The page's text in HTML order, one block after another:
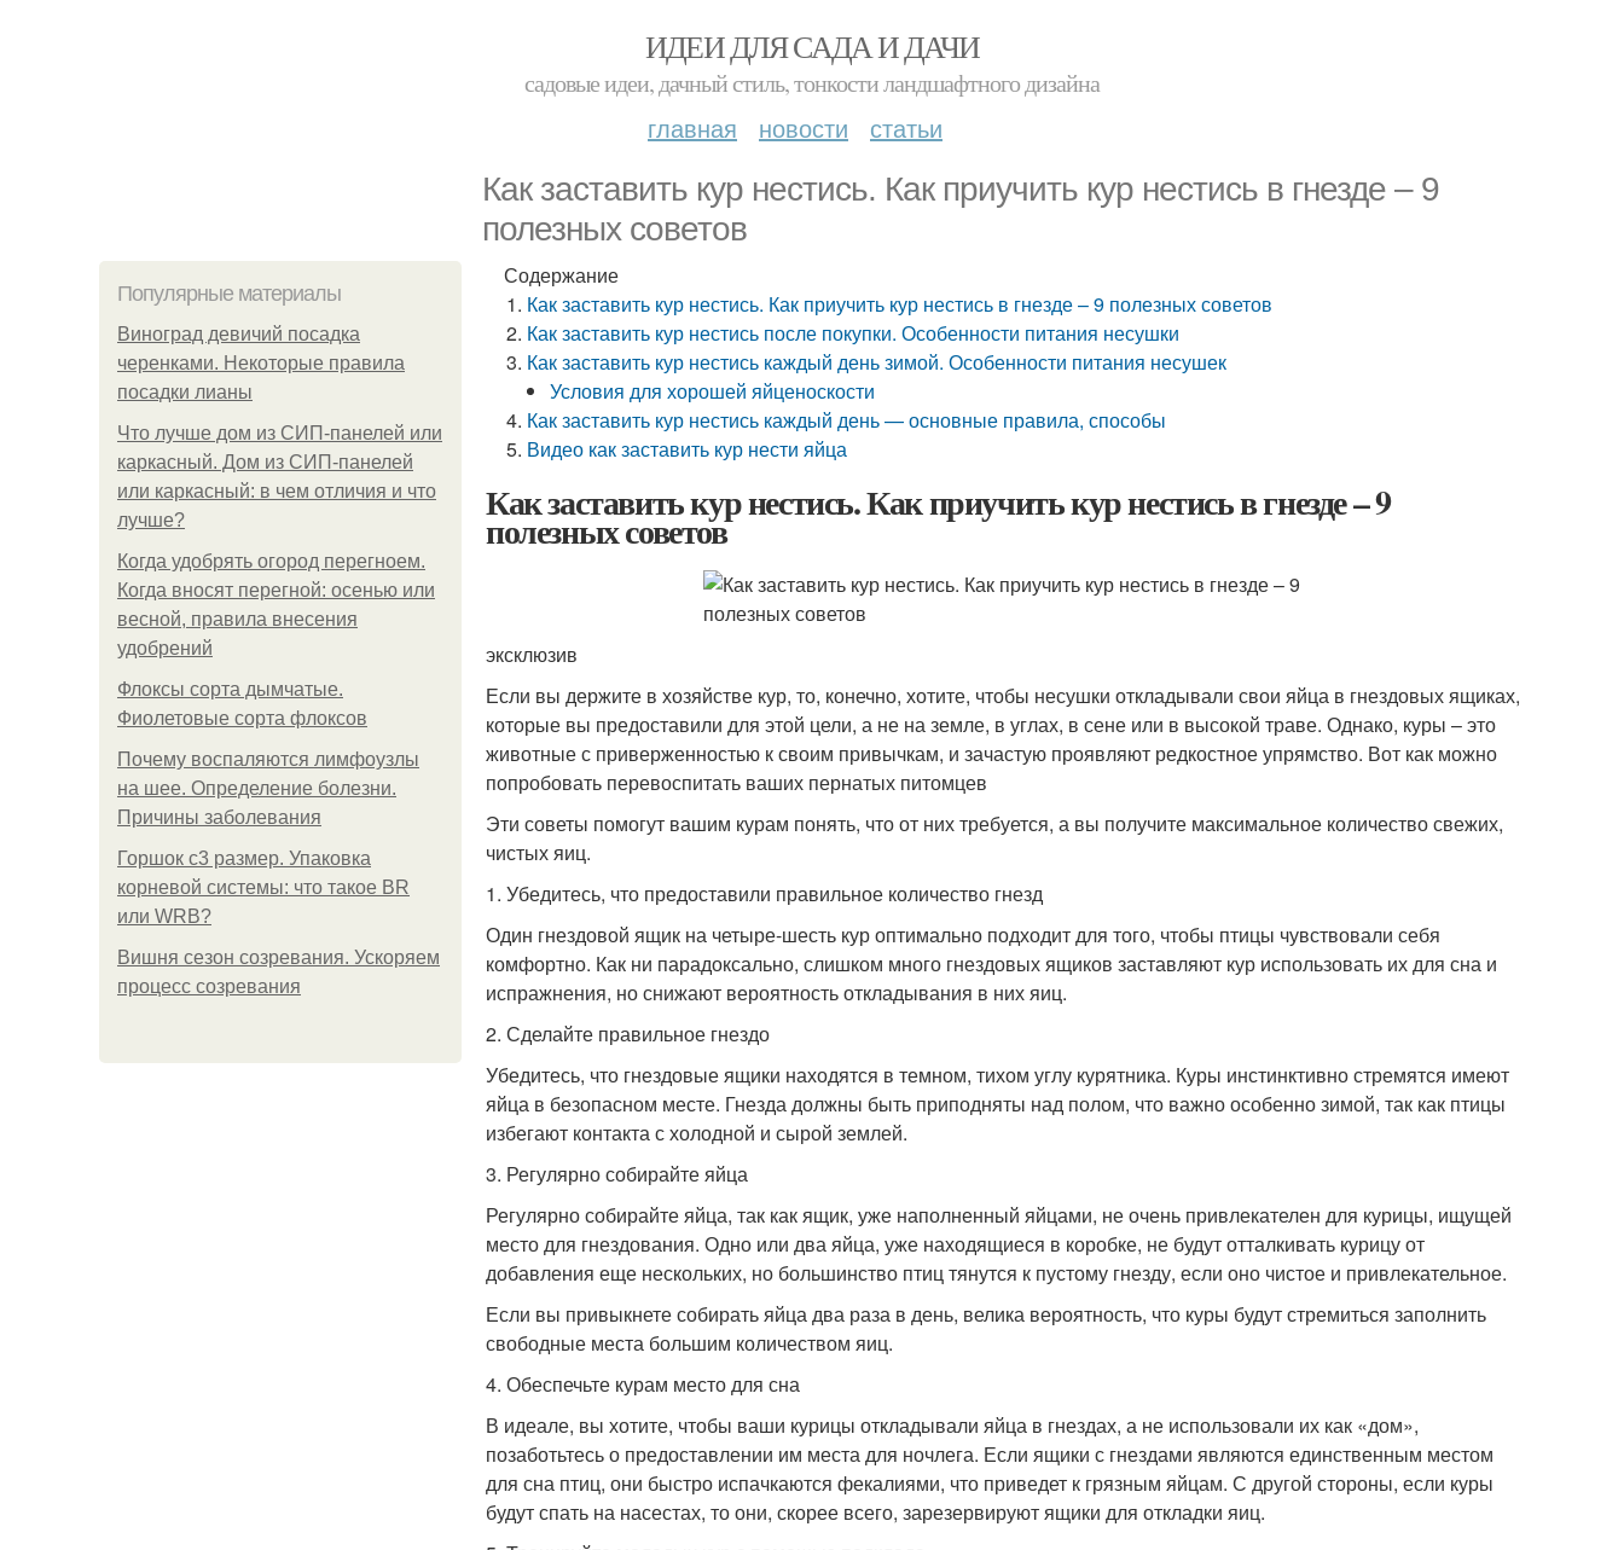
ИДЕИ ДЛЯ САДА И ДАЧИ
садовые идеи, дачный стиль, тонкости ландшафтного дизайна
главная новости статьи
Как заставить кур нестись. Как приучить кур нестись в гнезде – 9
полезных советов
Популярные материалы
Виноград девичий посадка
черенками. Некоторые правила
посадки лианы
Что лучше дом из СИП-панелей или
каркасный. Дом из СИП-панелей
или каркасный: в чем отличия и что
лучше?
Когда удобрять огород перегноем.
Когда вносят перегной: осенью или
весной, правила внесения
удобрений
Флоксы сорта дымчатые.
Фиолетовые сорта флоксов
Почему воспаляются лимфоузлы
на шее. Определение болезни.
Причины заболевания
Горшок с3 размер. Упаковка
корневой системы: что такое BR
или WRB?
Вишня сезон созревания. Ускоряем
процесс созревания
Содержание
Как заставить кур нестись. Как приучить кур нестись в гнезде – 9 полезных советов
Как заставить кур нестись после покупки. Особенности питания несушки
Как заставить кур нестись каждый день зимой. Особенности питания несушек
Условия для хорошей яйценоскости
Как заставить кур нестись каждый день — основные правила, способы
Видео как заставить кур нести яйца
Как заставить кур нестись. Как приучить кур нестись в гнезде – 9
полезных советов
эксклюзив
Если вы держите в хозяйстве кур, то, конечно, хотите, чтобы несушки откладывали свои яйца в гнездовых ящиках,
которые вы предоставили для этой цели, а не на земле, в углах, в сене или в высокой траве. Однако, куры – это
животные с приверженностью к своим привычкам, и зачастую проявляют редкостное упрямство. Вот как можно
попробовать перевоспитать ваших пернатых питомцев
Эти советы помогут вашим курам понять, что от них требуется, а вы получите максимальное количество свежих,
чистых яиц.
1. Убедитесь, что предоставили правильное количество гнезд
Один гнездовой ящик на четыре-шесть кур оптимально подходит для того, чтобы птицы чувствовали себя
комфортно. Как ни парадоксально, слишком много гнездовых ящиков заставляют кур использовать их для сна и
испражнения, но снижают вероятность откладывания в них яиц.
2. Сделайте правильное гнездо
Убедитесь, что гнездовые ящики находятся в темном, тихом углу курятника. Куры инстинктивно стремятся имеют
яйца в безопасном месте. Гнезда должны быть приподняты над полом, что важно особенно зимой, так как птицы
избегают контакта с холодной и сырой землей.
3. Регулярно собирайте яйца
Регулярно собирайте яйца, так как ящик, уже наполненный яйцами, не очень привлекателен для курицы, ищущей
место для гнездования. Одно или два яйца, уже находящиеся в коробке, не будут отталкивать курицу от
добавления еще нескольких, но большинство птиц тянутся к пустому гнезду, если оно чистое и привлекательное.
Если вы привыкнете собирать яйца два раза в день, велика вероятность, что куры будут стремиться заполнить
свободные места большим количеством яиц.
4. Обеспечьте курам место для сна
В идеале, вы хотите, чтобы ваши курицы откладывали яйца в гнездах, а не использовали их как «дом»,
позаботьтесь о предоставлении им места для ночлега. Если ящики с гнездами являются единственным местом
для сна птиц, они быстро испачкаются фекалиями, что приведет к грязным яйцам. С другой стороны, если куры
будут спать на насестах, то они, скорее всего, зарезервируют ящики для откладки яиц.